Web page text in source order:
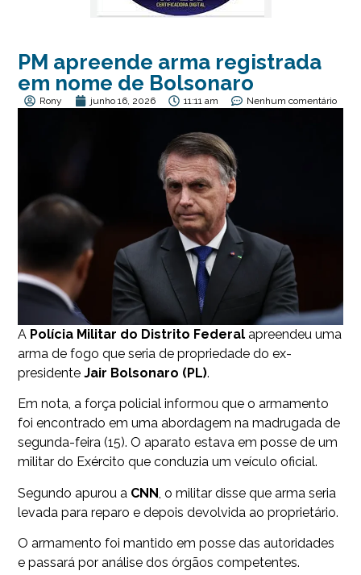
PM apreende arma registrada
em nome de Bolsonaro
Rony junho 16, 2026 11:11 am Nenhum comentário
A Polícia Militar do Distrito Federal apreendeu uma
arma de fogo que seria de propriedade do ex-
presidente Jair Bolsonaro (PL).
Em nota, a força policial informou que o armamento
foi encontrado em uma abordagem na madrugada de
segunda-feira (15). O aparato estava em posse de um
militar do Exército que conduzia um veículo oficial.
Segundo apurou a CNN , o militar disse que arma seria
levada para reparo e depois devolvida ao proprietário.
O armamento foi mantido em posse das autoridades
e passará por análise dos órgãos competentes.